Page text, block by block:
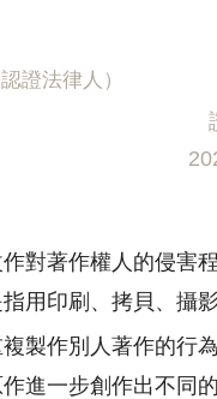
認證法律人）
對著作權人的侵害
用印刷、拷貝、攝
製作別人著作的行為
進一步創作出不同